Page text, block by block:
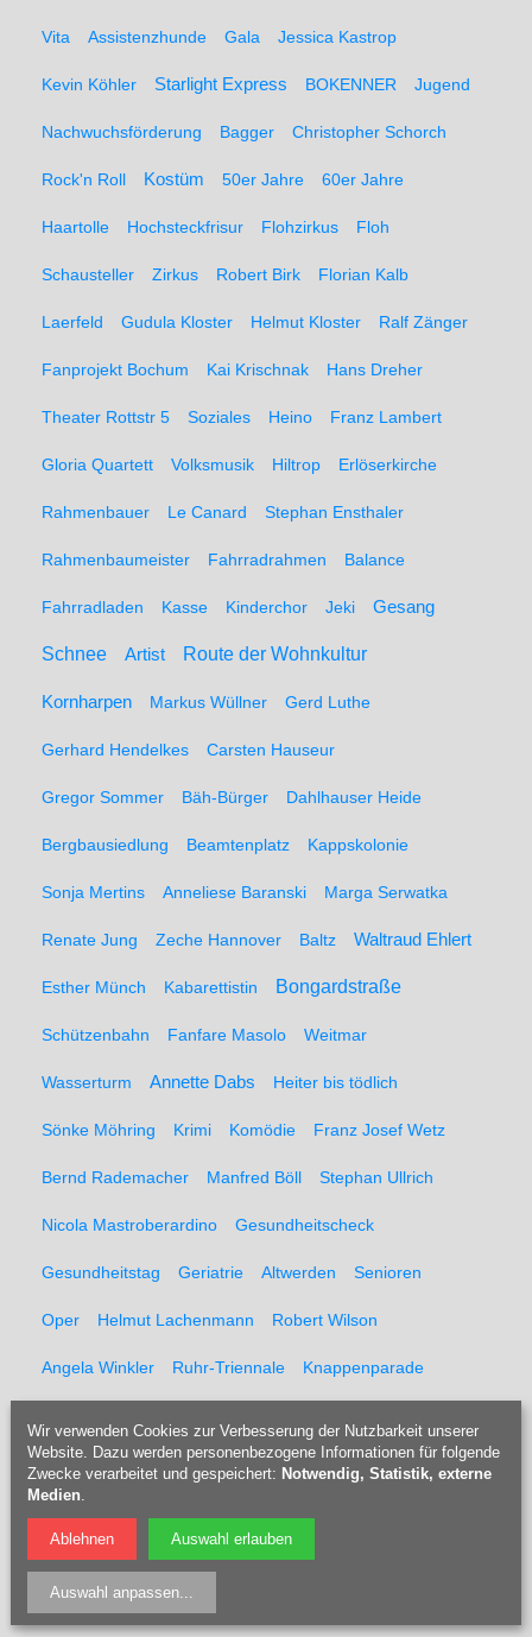
Vita Assistenzhunde Gala Jessica Kastrop
Kevin Köhler Starlight Express BOKENNER Jugend
Nachwuchsförderung Bagger Christopher Schorch
Rock'n Roll Kostüm 50er Jahre 60er Jahre
Haartolle Hochsteckfrisur Flohzirkus Floh
Schausteller Zirkus Robert Birk Florian Kalb
Laerfeld Gudula Kloster Helmut Kloster Ralf Zänger
Fanprojekt Bochum Kai Krischnak Hans Dreher
Theater Rottstr 5 Soziales Heino Franz Lambert
Gloria Quartett Volksmusik Hiltrop Erlöserkirche
Rahmenbauer Le Canard Stephan Ensthaler
Rahmenbaumeister Fahrradrahmen Balance
Fahrradladen Kasse Kinderchor Jeki Gesang
Schnee Artist Route der Wohnkultur
Kornharpen Markus Wüllner Gerd Luthe
Gerhard Hendelkes Carsten Hauseur
Gregor Sommer Bäh-Bürger Dahlhauser Heide
Bergbausiedlung Beamtenplatz Kappskolonie
Sonja Mertins Anneliese Baranski Marga Serwatka
Renate Jung Zeche Hannover Baltz Waltraud Ehlert
Esther Münch Kabarettistin Bongardstraße
Schützenbahn Fanfare Masolo Weitmar
Wasserturm Annette Dabs Heiter bis tödlich
Sönke Möhring Krimi Komödie Franz Josef Wetz
Bernd Rademacher Manfred Böll Stephan Ullrich
Nicola Mastroberardino Gesundheitscheck
Gesundheitstag Geriatrie Altwerden Senioren
Oper Helmut Lachenmann Robert Wilson
Angela Winkler Ruhr-Triennale Knappenparade
Edgar Fischer Gottfried Zechel Carl Palmer Asia
Wahlwerbung Horror Wahlträtur
Horror Circus
Wir verwenden Cookies zur Verbesserung der Nutzbarkeit unserer
Website. Dazu werden personenbezogene Informationen für folgende
Zwecke verarbeitet und gespeichert: Notwendig, Statistik, externe
Medien.
Ablehnen Auswahl erlauben
Auswahl anpassen...